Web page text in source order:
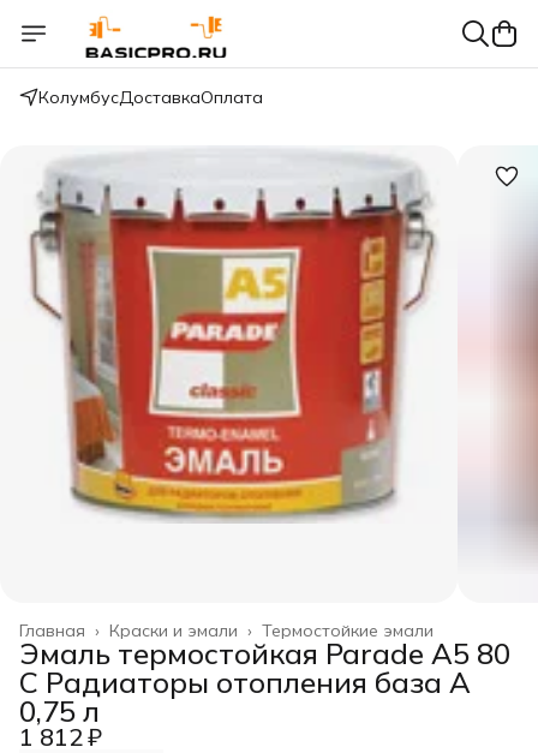
КолумбусДоставкаОплата
Термостойкие эмали
Краски и эмали ›
Главная ›
Эмаль термостойкая Parade A5 80
С Радиаторы отопления база А
0,75 л
1 812 ₽